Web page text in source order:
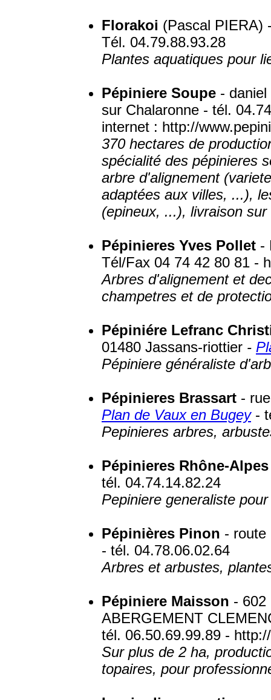
Florakoi (Pascal PIERA)
Tél. 04.79.88.93.28
Plantes aquatiques pour
Pépiniere Soupe -
sur Chalaronne - tél.
internet : http://
370 hectares de
spécialité des pépinieres
arbre d'alignement
adaptées aux villes, ...),
(epineux, ...), livraison sur
Pépinieres Yves Pollet -
Tél/Fax 04 74 42 80 81 -
Arbres d'alignement et
champetres et de
Pépiniére Lefranc
01480 Jassans-riottier -
Pépiniere généraliste
Pépinieres Brassart -
Plan de Vaux en Bugey-
Pepinieres arbres,
Pépinieres Rhône-Alpes
tél. 04.74.14.82.24
Pepiniere generaliste
Pépinières Pinon - route
- tél. 04.78.06.02.64
Arbres et arbustes,
Pépiniere Maisson - 602
ABERGEMENT
tél. 06.50.69.99.89 -
Sur plus de 2 ha,
topaires, pour